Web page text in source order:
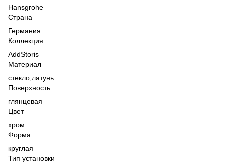
Hansgrohe
Страна
Германия
Коллекция
AddStoris
Материал
стекло, латунь
Поверхность
глянцевая
Цвет
хром
Форма
круглая
Тип установки